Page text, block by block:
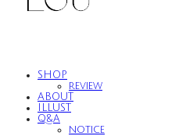
SHOP
review
ABOUT
ILLUST
Q&A
notice